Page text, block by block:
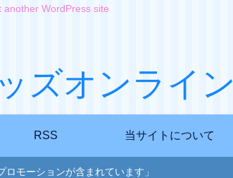
another WordPress site
ズオンライン
RSS 当サイトについて
ロモーションが含まれています」